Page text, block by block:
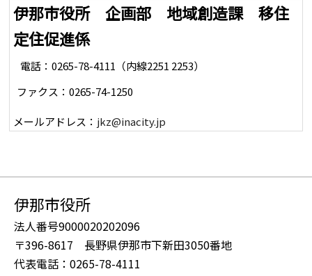
伊那市役所 企画部 地域創造課 移住
定住促進係
電話：0265-78-4111（内線2251 2253）
ファクス：0265-74-1250
メールアドレス： jkz@inacity.jp
伊那市役所
法人番号9000020202096
〒396-8617 長野県伊那市下新田3050番地
代表電話：0265-78-4111